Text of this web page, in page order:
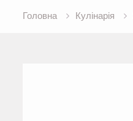
Головна Кулінарія